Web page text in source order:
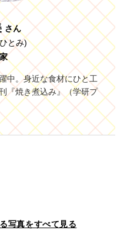
さん
とみ)
中。身近な食材にひと工
『焼き煮込み』（学研プ
写真をすべて見る